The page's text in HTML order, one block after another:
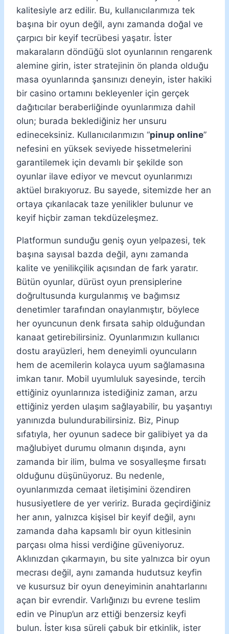
kalitesiyle arz edilir. Bu, kullanıcılarımıza tek
başına bir oyun değil, aynı zamanda doğal ve
çarpıcı bir keyif tecrübesi yaşatır. İster
makaraların döndüğü slot oyunlarının rengarenk
alemine girin, ister stratejinin ön planda olduğu
masa oyunlarında şansınızı deneyin, ister hakiki
bir casino ortamını bekleyenler için gerçek
dağıtıcılar beraberliğinde oyunlarımıza dahil
olun; burada beklediğiniz her unsuru
edineceksiniz. Kullanıcılarımızın “pinup online”
nefesini en yüksek seviyede hissetmelerini
garantilemek için devamlı bir şekilde son
oyunlar ilave ediyor ve mevcut oyunlarımızı
aktüel bırakıyoruz. Bu sayede, sitemizde her an
ortaya çıkarılacak taze yenilikler bulunur ve
keyif hiçbir zaman tekdüzeleşmez.
Platformun sunduğu geniş oyun yelpazesi, tek
başına sayısal bazda değil, aynı zamanda
kalite ve yenilikçilik açısından de fark yaratır.
Bütün oyunlar, dürüst oyun prensiplerine
doğrultusunda kurgulanmış ve bağımsız
denetimler tarafından onaylanmıştır, böylece
her oyuncunun denk fırsata sahip olduğundan
kanaat getirebilirsiniz. Oyunlarımızın kullanıcı
dostu arayüzleri, hem deneyimli oyuncuların
hem de acemilerin kolayca uyum sağlamasına
imkan tanır. Mobil uyumluluk sayesinde, tercih
ettiğiniz oyunlarınıza istediğiniz zaman, arzu
ettiğiniz yerden ulaşım sağlayabilir, bu yaşantıyı
yanınızda bulundurabilirsiniz. Biz, Pinup
sıfatıyla, her oyunun sadece bir galibiyet ya da
mağlubiyet durumu olmanın dışında, aynı
zamanda bir ilim, bulma ve sosyalleşme fırsatı
olduğunu düşünüyoruz. Bu nedenle,
oyunlarımızda cemaat iletişimini özendiren
hususiyetlere de yer veririz. Burada geçirdiğiniz
her anın, yalnızca kişisel bir keyif değil, aynı
zamanda daha kapsamlı bir oyun kitlesinin
parçası olma hissi verdiğine güveniyoruz.
Aklınızdan çıkarmayın, bu site yalnızca bir oyun
mecrası değil, aynı zamanda hudutsuz keyfin
ve kusursuz bir oyun deneyiminin anahtarlarını
açan bir evrendir. Varlığınızı bu evrene teslim
edin ve Pinup’un arz ettiği benzersiz keyfi
bulun. İster kısa süreli çabuk bir etkinlik, ister